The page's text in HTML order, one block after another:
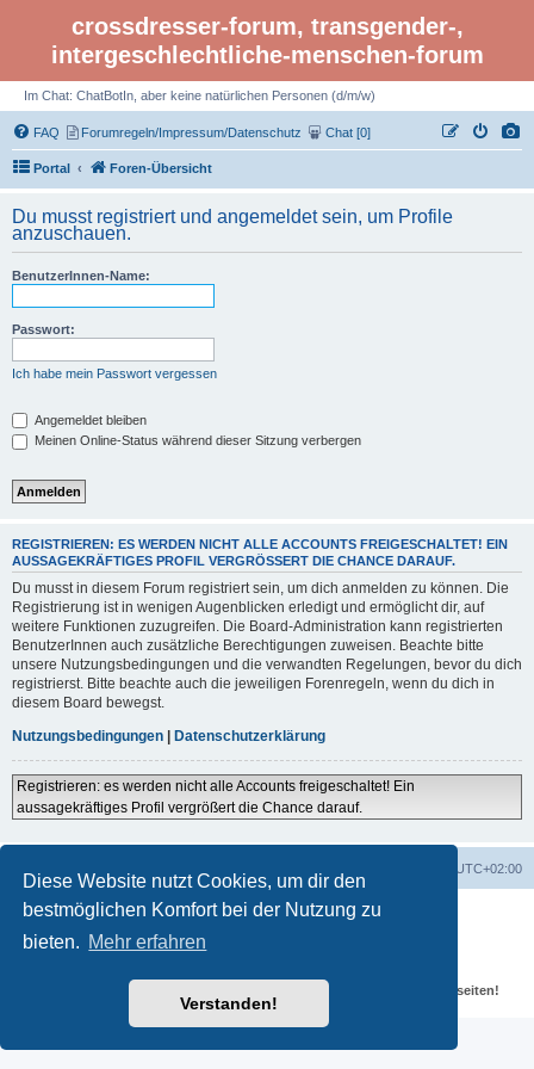
Diese Website nutzt Cookies, um dir den
bestmöglichen Komfort bei der Nutzung zu
bieten. Mehr erfahren
Verstanden!
crossdresser-forum, transgender-,
intergeschlechtliche-menschen-forum
Im Chat: ChatBotIn, aber keine natürlichen Personen (d/m/w)
FAQ Forumregeln/Impressum/Datenschutz Chat [0]
Portal Foren-Übersicht
Du musst registriert und angemeldet sein, um Profile
anzuschauen.
BenutzerInnen-Name:
Passwort:
Ich habe mein Passwort vergessen
Angemeldet bleiben
Meinen Online-Status während dieser Sitzung verbergen
REGISTRIEREN: ES WERDEN NICHT ALLE ACCOUNTS FREIGESCHALTET! EIN
AUSSAGEKRÄFTIGES PROFIL VERGRÖSSERT DIE CHANCE DARAUF.
Du musst in diesem Forum registriert sein, um dich anmelden zu können. Die
Registrierung ist in wenigen Augenblicken erledigt und ermöglicht dir, auf
weitere Funktionen zuzugreifen. Die Board-Administration kann registrierten
BenutzerInnen auch zusätzliche Berechtigungen zuweisen. Beachte bitte
unsere Nutzungsbedingungen und die verwandten Regelungen, bevor du dich
registrierst. Bitte beachte auch die jeweiligen Forenregeln, wenn du dich in
diesem Board bewegst.
Nutzungsbedingungen
Datenschutzerklärung
Registrieren: es werden nicht alle Accounts freigeschaltet! Ein
aussagekräftiges Profil vergrößert die Chance darauf.
UTC+02:00
Powered byphpBB ® Forum Software © phpBB Limited
Deutsche Übersetzung durch
Datenschutz
Datenschutzbestimmungen und weiteren Regeln der externen Webseiten!